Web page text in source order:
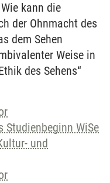
kann die
der Ohnmacht des
dem Sehen
Weise in
des Sehens“
WiSe
und